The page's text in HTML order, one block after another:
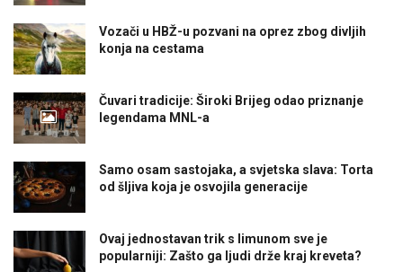
Vozači u HBŽ-u pozvani na oprez zbog divljih
konja na cestama
Čuvari tradicije: Široki Brijeg odao priznanje
legendama MNL-a
Samo osam sastojaka, a svjetska slava: Torta
od šljiva koja je osvojila generacije
Ovaj jednostavan trik s limunom sve je
popularniji: Zašto ga ljudi drže kraj kreveta?